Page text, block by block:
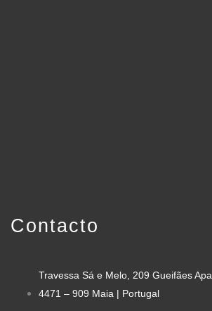
Contacto
Travessa Sá e Melo, 209 Gueifães
4471 – 909 Maia | Portugal